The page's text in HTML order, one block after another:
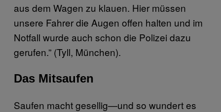
aus dem Wagen zu klauen. Hier müssen
unsere Fahrer die Augen offen halten und im
Notfall wurde auch schon die Polizei dazu
gerufen.” (Tyll, München).
Das Mitsaufen
Saufen macht gesellig—und so wundert es